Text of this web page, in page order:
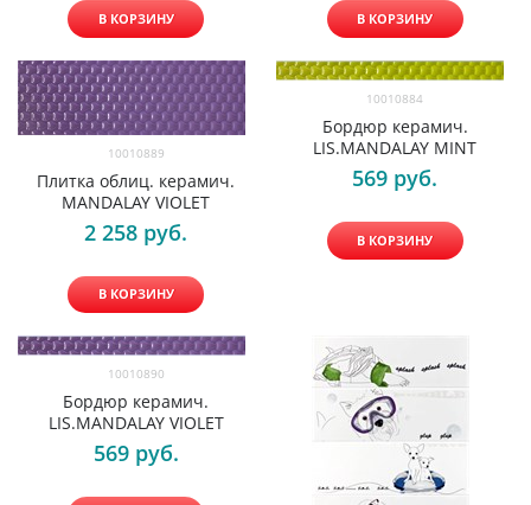
В КОРЗИНУ В КОРЗИНУ
10010889
Плитка облиц. керамич.
MANDALAY VIOLET
2 258 руб.
В КОРЗИНУ
10010884
Бордюр керамич.
LIS.MANDALAY MINT
569 руб.
В КОРЗИНУ
10010890
Бордюр керамич.
LIS.MANDALAY VIOLET
569 руб.